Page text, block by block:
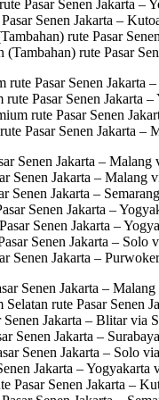
Pasar Senen Jakarta –
Senen Jakarta –
rute Pasar
rute Pasar
Pasar Senen Jakarta
Pasar Senen Jakarta
rute Pasar Senen
Pasar Senen Jakarta –
Senen Jakarta –
Senen Jakarta – Malang
Senen Jakarta – Semarang
Senen Jakarta –
Senen Jakarta –
Senen Jakarta – Solo
Senen Jakarta –
Senen Jakarta –
rute Pasar Senen
Jakarta – Blitar via
Senen Jakarta –
Senen Jakarta – Solo
Jakarta – Yogyakarta
Pasar Senen Jakarta –